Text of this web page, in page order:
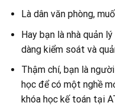
Là dân văn phòng,
Hay bạn là nhà quản
dàng kiểm soát và
Thậm chí, bạn là
học để có một nghề
khóa học kế toán tại